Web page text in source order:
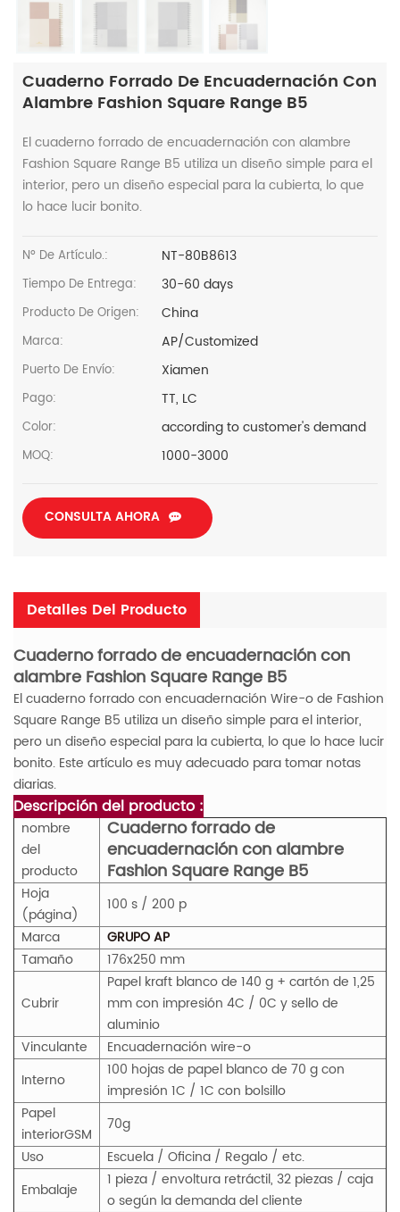
Cuaderno Forrado De Encuadernación Con
Alambre Fashion Square Range B5
El cuaderno forrado de encuadernación con alambre
Fashion Square Range B5 utiliza un diseño simple para el
interior, pero un diseño especial para la cubierta, lo que
lo hace lucir bonito.
Nº De Artículo.: NT-80B8613
Tiempo De Entrega: 30-60 days
Producto De Origen: China
Marca: AP/Customized
Puerto De Envío: Xiamen
Pago: TT, LC
Color: according to customer's demand
MOQ: 1000-3000
CONSULTA AHORA
Detalles Del Producto
Cuaderno forrado de encuadernación con
alambre Fashion Square Range B5
El cuaderno forrado con encuadernación Wire-o de Fashion
Square Range B5 utiliza un diseño simple para el interior,
pero un diseño especial para la cubierta, lo que lo hace lucir
bonito. Este artículo es muy adecuado para tomar notas
diarias.
Descripción del producto :
nombre
del
producto
Cuaderno forrado de
encuadernación con alambre
Fashion Square Range B5
Hoja
(página)
100 s / 200 p
Marca
GRUPO AP
Tamaño
176x250 mm
Cubrir
Papel kraft blanco de 140 g + cartón de 1,25
mm con impresión 4C / 0C y sello de
aluminio
Vinculante
Encuadernación wire-o
Interno
100 hojas de papel blanco de 70 g con
impresión 1C / 1C con bolsillo
Papel
interiorGSM
70g
Uso
Escuela / Oficina / Regalo / etc.
Embalaje
1 pieza / envoltura retráctil, 32 piezas / caja
o según la demanda del cliente